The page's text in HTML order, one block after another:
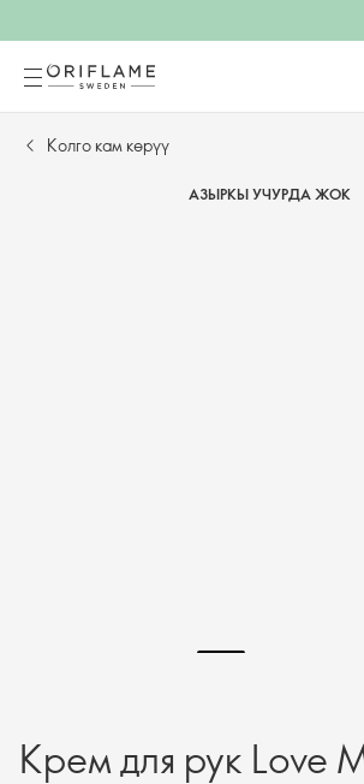
Колго кам көрүү
АЗЫРКЫ УЧУРДА ЖОК
Крем для рук Love